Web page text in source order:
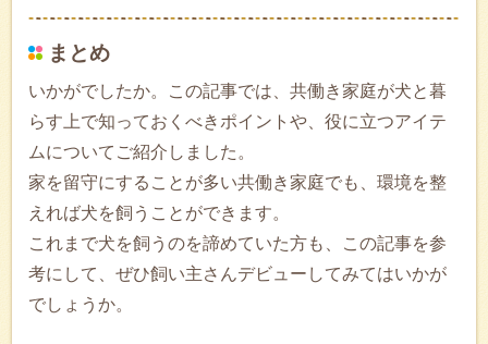
まとめ
いかがでしたか。この記事では、共働き家庭が犬と暮
らす上で知っておくべきポイントや、役に立つアイテ
ムについてご紹介しました。
家を留守にすることが多い共働き家庭でも、環境を整
えれば犬を飼うことができます。
これまで犬を飼うのを諦めていた方も、この記事を参
考にして、ぜひ飼い主さんデビューしてみてはいかが
でしょうか。